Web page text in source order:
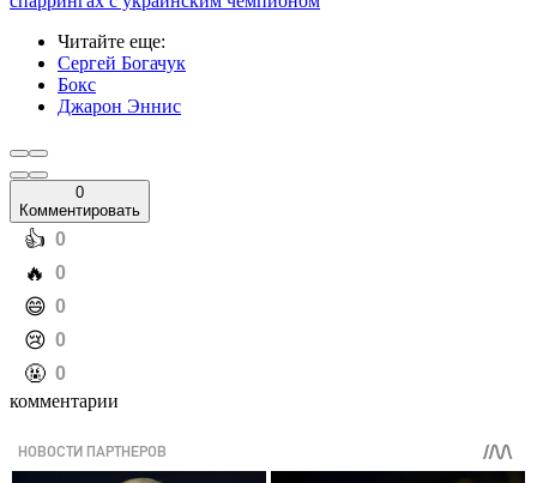
Читайте еще:
Сергей Богачук
Бокс
Джарон Эннис
0
Комментировать
️👍 0
️🔥 0
️😄 0
️😢 0
️🤬 0
комментарии